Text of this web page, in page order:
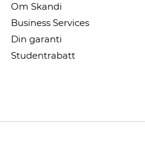
Om Skandi
Business Services
Din garanti
Studentrabatt